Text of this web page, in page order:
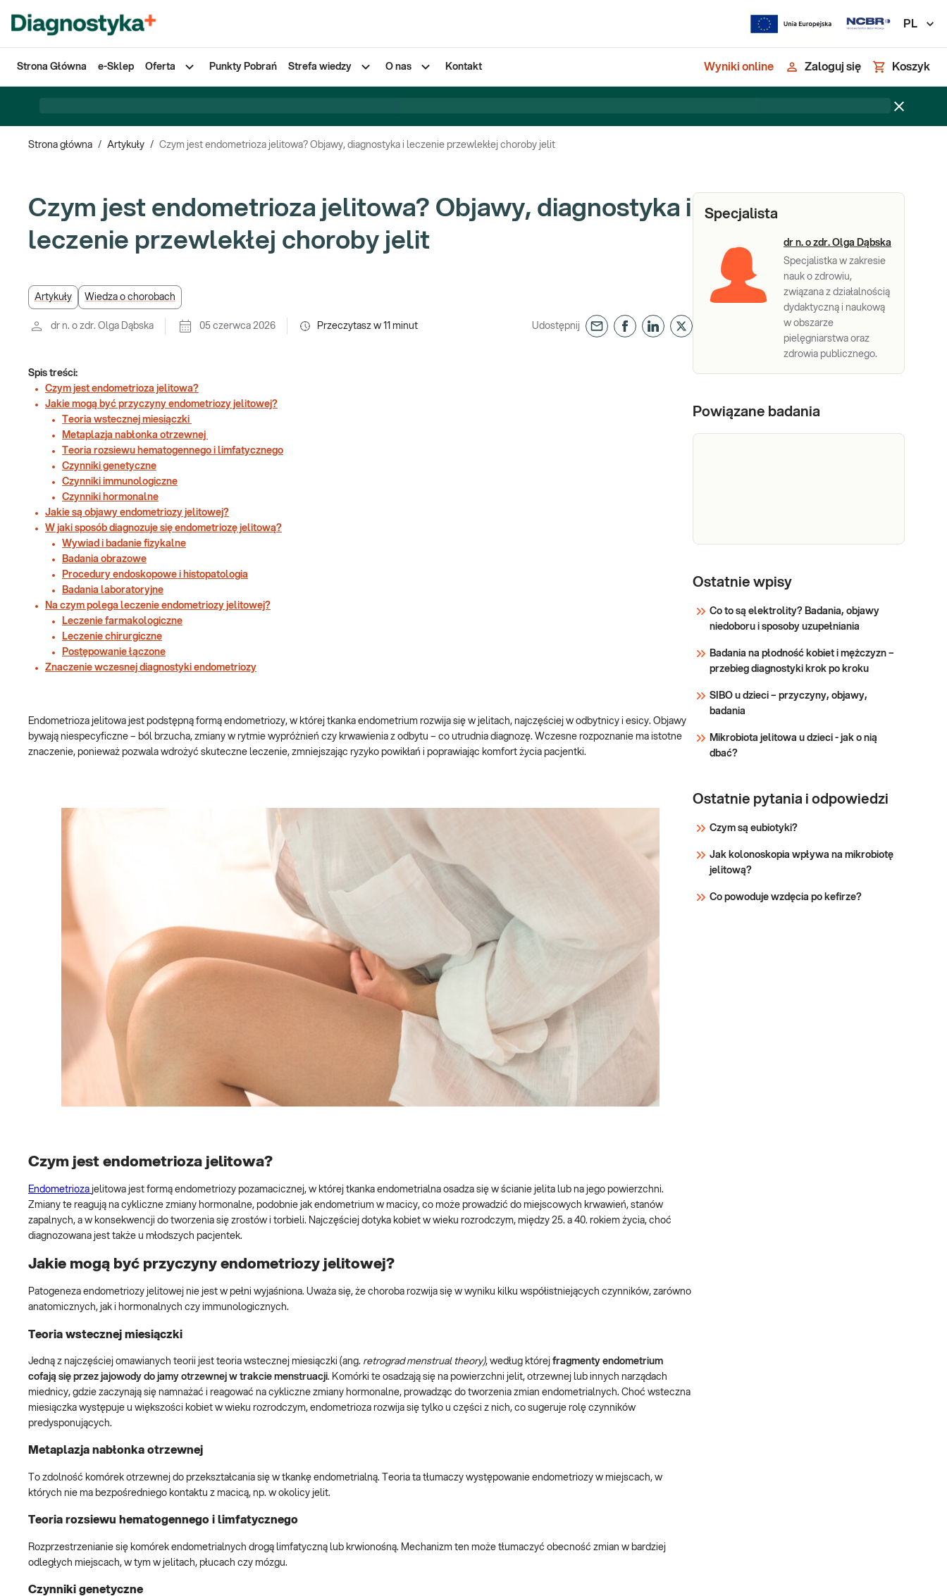
PL
Strona Główna e-Sklep Oferta Punkty Pobrań Strefa wiedzy O nas Kontakt Wyniki online Zaloguj się Koszyk
Strona główna / Artykuły / Czym jest endometrioza jelitowa? Objawy, diagnostyka i leczenie przewlekłej choroby jelit
Czym jest endometrioza jelitowa? Objawy, diagnostyka i
leczenie przewlekłej choroby jelit
Artykuły Wiedza o chorobach
dr n. o zdr. Olga Dąbska 05 czerwca 2026 Przeczytasz w 11 minut Udostępnij
Spis treści:
Czym jest endometrioza jelitowa?
Jakie mogą być przyczyny endometriozy jelitowej?
Teoria wstecznej miesiączki
Metaplazja nabłonka otrzewnej
Teoria rozsiewu hematogennego i limfatycznego
Czynniki genetyczne
Czynniki immunologiczne
Czynniki hormonalne
Jakie są objawy endometriozy jelitowej?
W jaki sposób diagnozuje się endometriozę jelitową?
Wywiad i badanie fizykalne
Badania obrazowe
Procedury endoskopowe i histopatologia
Badania laboratoryjne
Na czym polega leczenie endometriozy jelitowej?
Leczenie farmakologiczne
Leczenie chirurgiczne
Postępowanie łączone
Znaczenie wczesnej diagnostyki endometriozy
Endometrioza jelitowa jest podstępną formą endometriozy, w której tkanka endometrium rozwija się w jelitach, najczęściej w odbytnicy i esicy. Objawy
bywają niespecyficzne – ból brzucha, zmiany w rytmie wypróżnień czy krwawienia z odbytu – co utrudnia diagnozę. Wczesne rozpoznanie ma istotne
znaczenie, ponieważ pozwala wdrożyć skuteczne leczenie, zmniejszając ryzyko powikłań i poprawiając komfort życia pacjentki.
Czym jest endometrioza jelitowa?
Endometrioza jelitowa jest formą endometriozy pozamacicznej, w której tkanka endometrialna osadza się w ścianie jelita lub na jego powierzchni.
Zmiany te reagują na cykliczne zmiany hormonalne, podobnie jak endometrium w macicy, co może prowadzić do miejscowych krwawień, stanów
zapalnych, a w konsekwencji do tworzenia się zrostów i torbieli. Najczęściej dotyka kobiet w wieku rozrodczym, między 25. a 40. rokiem życia, choć
diagnozowana jest także u młodszych pacjentek.
Jakie mogą być przyczyny endometriozy jelitowej?
Patogeneza endometriozy jelitowej nie jest w pełni wyjaśniona. Uważa się, że choroba rozwija się w wyniku kilku współistniejących czynników, zarówno
anatomicznych, jak i hormonalnych czy immunologicznych.
Teoria wstecznej miesiączki
Jedną z najczęściej omawianych teorii jest teoria wstecznej miesiączki (ang. retrograd menstrual theory), według której fragmenty endometrium
cofają się przez jajowody do jamy otrzewnej w trakcie menstruacji. Komórki te osadzają się na powierzchni jelit, otrzewnej lub innych narządach
miednicy, gdzie zaczynają się namnażać i reagować na cykliczne zmiany hormonalne, prowadząc do tworzenia zmian endometrialnych. Choć wsteczna
miesiączka występuje u większości kobiet w wieku rozrodczym, endometrioza rozwija się tylko u części z nich, co sugeruje rolę czynników
predysponujących.
Metaplazja nabłonka otrzewnej
To zdolność komórek otrzewnej do przekształcania się w tkankę endometrialną. Teoria ta tłumaczy występowanie endometriozy w miejscach, w
których nie ma bezpośredniego kontaktu z macicą, np. w okolicy jelit.
Teoria rozsiewu hematogennego i limfatycznego
Rozprzestrzenianie się komórek endometrialnych drogą limfatyczną lub krwionośną. Mechanizm ten może tłumaczyć obecność zmian w bardziej
odległych miejscach, w tym w jelitach, płucach czy mózgu.
Czynniki genetyczne
Specjalista
dr n. o zdr. Olga Dąbska
Specjalistka w zakresie
nauk o zdrowiu,
związana z działalnością
dydaktyczną i naukową
w obszarze
pielęgniarstwa oraz
zdrowia publicznego.
Powiązane badania
w kale
Oznaczenie
przydatne w diagnostyce
i różnicowaniu stanów
przewodu pokarmowego.
Sprawdź
Ostatnie wpisy
Co to są elektrolity? Badania, objawy
niedoboru i sposoby uzupełniania
Badania na płodność kobiet i mężczyzn –
przebieg diagnostyki krok po kroku
SIBO u dzieci – przyczyny, objawy,
badania
Mikrobiota jelitowa u dzieci - jak o nią
dbać?
Ostatnie pytania i odpowiedzi
Czym są eubiotyki?
Jak kolonoskopia wpływa na mikrobiotę
jelitową?
Co powoduje wzdęcia po kefirze?